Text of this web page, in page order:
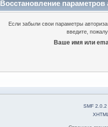
Восстановление параметров
Если забыли свои параметры
введите,
Ваше имя или
SMF 2.0.2